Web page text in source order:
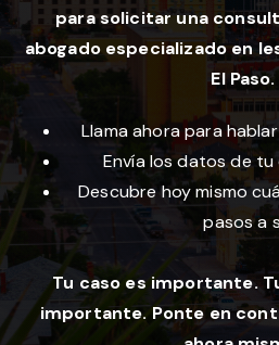
para solicitar una
abogado especializado en
El Paso.
Llama ahora para
Envía los datos de
Descubre hoy mismo
pasos a
Tu caso es importante.
importante. Ponte en